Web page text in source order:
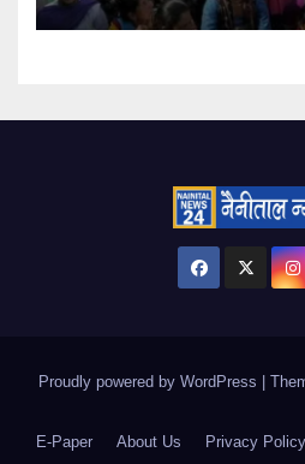
Proudly powered by WordPress
E-Paper About Us Privacy Policy